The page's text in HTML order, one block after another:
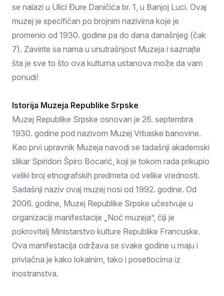
se nalazi u Ulici Đure Daničića br. 1, u Banjoj Luci. Ovaj
muzej je specifičan po brojnim nazivima koje je
promenio od 1930. godine pa do dana današnjeg (čak
7). Zavirite sa nama u unutrašnjost Muzeja i saznajte
šta je sve to što ova kulturna ustanova može da vam
ponudi!
Istorija Muzeja Republike Srpske
Muzej Republike Srpske osnovan je 26. septembra
1930. godine pod nazivom Muzej Vrbaske banovine.
Kao prvi upravnik Muzeja navodi se tadašnji akademski
slikar Spiridon Špiro Bocarić, koji je tokom rada prikupio
veliki broj etnografskih predmeta od velike vrednosti.
Sadašnji naziv ovaj muzej nosi od 1992. godine. Od
2006. godine, Muzej Republike Srpske učestvuje u
organizaciji manifestacije „Noć muzeja”, čiji je
pokrovitelj Ministarstvo kulture Republike Francuske.
Ova manifestacija održava se svake godine u maju i
privlačna je kako lokalnim, tako i posetiocima iz
inostranstva.